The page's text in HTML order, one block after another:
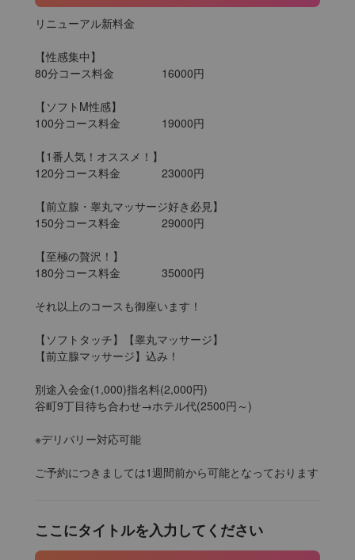
リニューアル新料金
【性感集中】
80分コース料金		16000円
【ソフトM性感】
100分コース料金		19000円
【1番人気！オススメ！】
120分コース料金		23000円
【前立腺・睾丸マッサージ好き必見】
150分コース料金		29000円
【至極の贅沢！】
180分コース料金		35000円
それ以上のコースも御座います！
【ソフトタッチ】【睾丸マッサージ】
【前立腺マッサージ】込み！
別途入会金(1,000)指名料(2,000円)
谷町9丁目待ち合わせ→ホテル代(2500円～)
※デリバリー対応可能
ご予約につきましては1週間前から可能となっております
ここにタイトルを入力してください